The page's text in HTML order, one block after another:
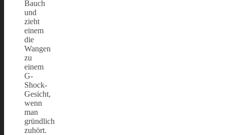
Bauch
und
zieht
einem
die
Wangen
zu
einem
G-
Shock-
Gesicht,
wenn
man
gründlich
zuhört.